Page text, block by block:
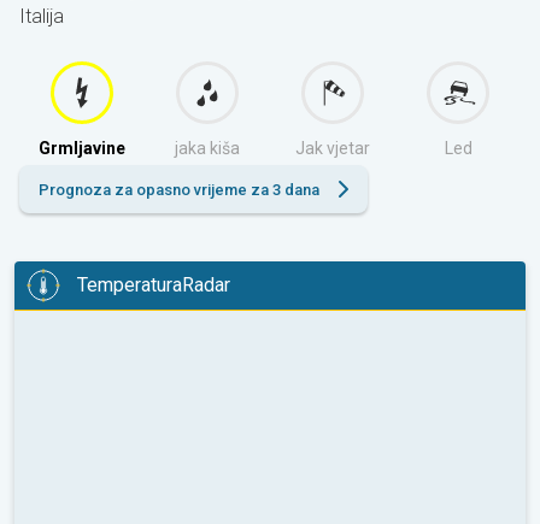
Italija
Grmljavine jaka kiša Jak vjetar Led
Prognoza za opasno vrijeme za 3 dana
TemperaturaRadar